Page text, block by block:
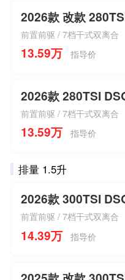
2026款 改款
前置前驱 / 7档干式双离合
13.59万 指导价
2026款 280TSI
前置前驱 / 7档干式双离合
13.59万 指导价
排量 1.5升
2026款 300TSI
前置前驱 / 7档干式双离合
14.39万 指导价